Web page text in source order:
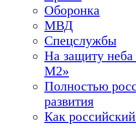
Оборонка
МВД
Спецслужбы
На защиту
М2»
Полностью
развития
Как